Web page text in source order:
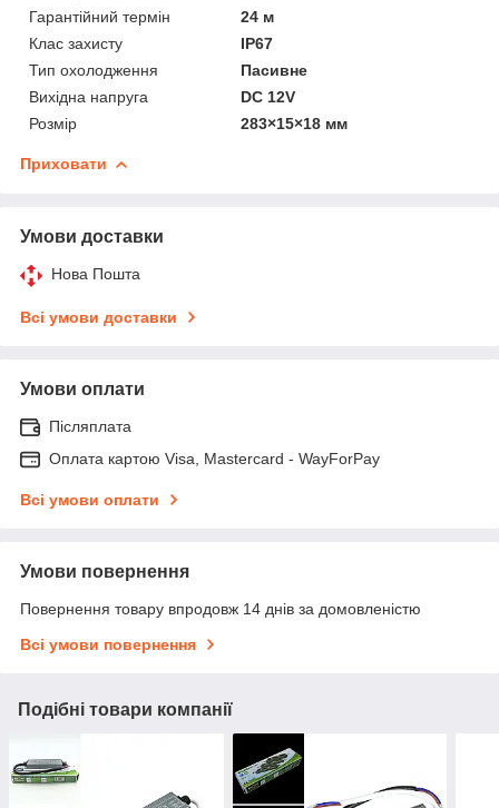
Гарантійний термін
24 м
Клас захисту
IP67
Тип охолодження
Пасивне
Вихідна напруга
DC 12V
Розмір
283×15×18 мм
Приховати
Умови доставки
Нова Пошта
Всі умови доставки
Умови оплати
Післяплата
Оплата картою Visa, Mastercard - WayForPay
Всі умови оплати
Умови повернення
Повернення товару впродовж 14 днів за домовленістю
Всі умови повернення
Подібні товари компанії